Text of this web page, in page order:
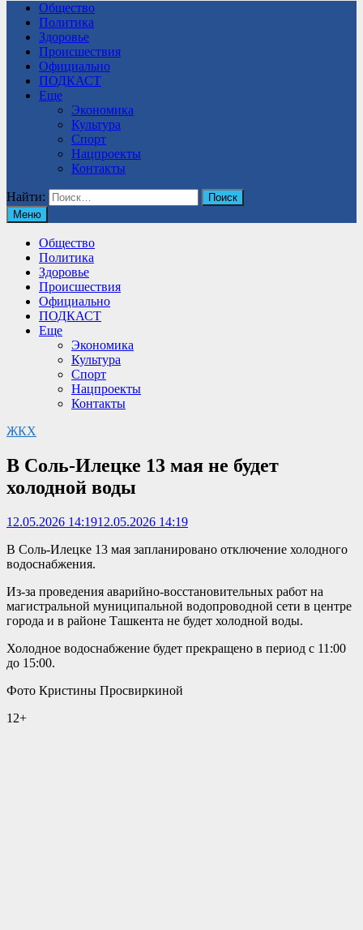
Общество
Политика
Здоровье
Происшествия
Официально
ПОДКАСТ
Еще
Экономика
Культура
Спорт
Нацпроекты
Контакты
Найти:
Меню
Общество
Политика
Здоровье
Происшествия
Официально
ПОДКАСТ
Еще
Экономика
Культура
Спорт
Нацпроекты
Контакты
ЖКХ
В Соль-Илецке 13 мая не будет
холодной воды
12.05.2026 14:1912.05.2026 14:19
В Соль-Илецке 13 мая запланировано отключение холодного
водоснабжения.
Из-за проведения аварийно-восстановительных работ на
магистральной муниципальной водопроводной сети в центре
города и в районе Ташкента не будет холодной воды.
Холодное водоснабжение будет прекращено в период с 11:00
до 15:00.
Фото Кристины Просвиркиной
12+